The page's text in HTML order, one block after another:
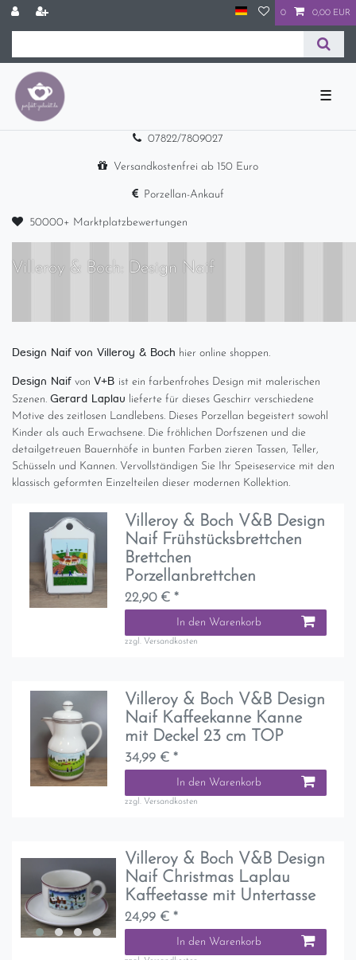
0 0,00 EUR
☰
07822/7809027
Versandkostenfrei ab 150 Euro
Porzellan-Ankauf
50000+ Marktplatzbewertungen
Villeroy & Boch: Design Naif
Design Naif von Villeroy & Boch hier online shoppen.
Design Naif von V+B ist ein farbenfrohes Design mit malerischen
Szenen. Gerard Laplau lieferte für dieses Geschirr verschiedene
Motive des zeitlosen Landlebens. Dieses Porzellan begeistert sowohl
Kinder als auch Erwachsene. Die fröhlichen Dorfszenen und die
detailgetreuen Bauernhöfe in bunten Farben zieren Tassen, Teller,
Schüsseln und Kannen. Vervollständigen Sie Ihr Speiseservice mit den
klassisch geformten Einzelteilen dieser modernen Kollektion.
Villeroy & Boch V&B Design
Naif Frühstücksbrettchen
Brettchen
Porzellanbrettchen
22,90 € *
In den Warenkorb
zzgl. Versandkosten
Villeroy & Boch V&B Design
Naif Kaffeekanne Kanne
mit Deckel 23 cm TOP
34,99 € *
In den Warenkorb
zzgl. Versandkosten
Villeroy & Boch V&B Design
Naif Christmas Laplau
Kaffeetasse mit Untertasse
24,99 € *
In den Warenkorb